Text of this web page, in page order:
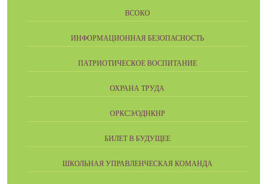
ВСОКО
ИНФОРМАЦИОННАЯ БЕЗОПАСНОСТЬ
ПАТРИОТИЧЕСКОЕ ВОСПИТАНИЕ
ОХРАНА ТРУДА
ОРКСЭ/ОДНКНР
БИЛЕТ В БУДУЩЕЕ
ШКОЛЬНАЯ УПРАВЛЕНЧЕСКАЯ КОМАНДА